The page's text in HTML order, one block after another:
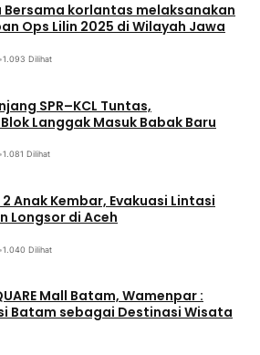
Bersama korlantas melaksanakan
Ops Lilin 2025 di Wilayah Jawa
•1.093 Dilihat
SPR–KCL Tuntas,
Langgak Masuk Babak Baru
•1.081 Dilihat
Anak Kembar, Evakuasi Lintasi
Longsor di Aceh
•1.040 Dilihat
Mall Batam, Wamenpar :
Batam sebagai Destinasi Wisata